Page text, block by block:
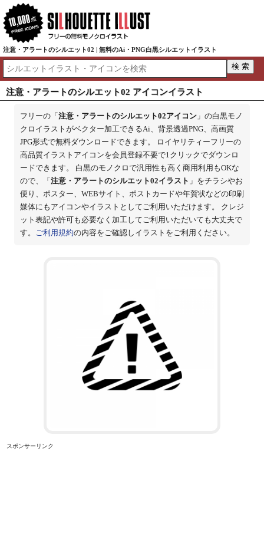
注意・アラートのシルエット02 | 無料のAi・PNG白黒シルエットイラスト
注意・アラートのシルエット02 アイコンイラスト
フリーの「 注意・アラートのシルエット02アイコン」の白黒モノ
クロイラストがベクター加工できるAi、背景透過PNG、高画質
JPG形式で無料ダウンロードできます。 ロイヤリティーフリーの
高品質イラストアイコンを会員登録不要で1クリックでダウンロ
ードできます。 白黒のモノクロで汎用性も高く商用利用もOKな
ので、「 注意・アラートのシルエット02イラスト 」をチラシやお
便り、ポスター、WEBサイト、ポストカードや年賀状などの印刷
媒体にもアイコンやイラストとしてご利用いただけます。 クレジ
ット表記や許可も必要なく加工してご利用いただいても大丈夫で
す。 ご利用規約の内容をご確認しイラストをご利用ください。
スポンサーリンク